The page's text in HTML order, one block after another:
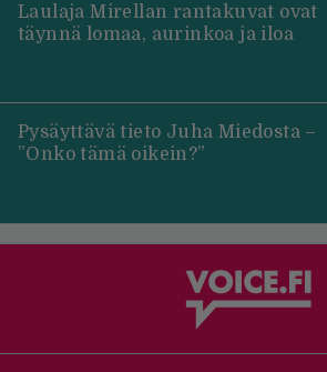
Laulaja Mirellan rantakuvat ovat
täynnä lomaa, aurinkoa ja iloa
Pysäyttävä tieto Juha Miedosta –
”Onko tämä oikein?”